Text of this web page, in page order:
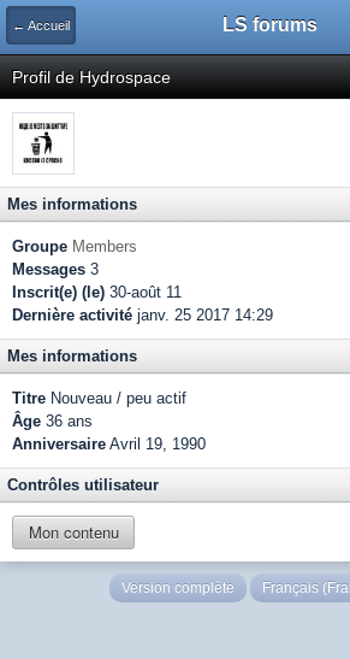
← Accueil LS forums
Profil de Hydrospace
Mes informations
Groupe Members
Messages 3
Inscrit(e) (le) 30-août 11
Dernière activité janv. 25 2017 14:29
Mes informations
Titre Nouveau / peu actif
Âge 36 ans
Anniversaire Avril 19, 1990
Contrôles utilisateur
Mon contenu
Version complète Français